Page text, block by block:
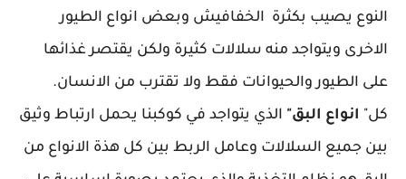
النوع يصيب بكثرة الخفافيش وبعض انواع الطيور
الاخرى ويتواجد منه سلالات كثيرة ولكن يقتصر غذائها
على الطيور والحيوانات فقط ولا تقترب من الانسان.
كل" انواع البق" الذي يتواجد في كوكبنا يحمل ارتباط وثيق
بين جميع السلالات وعامل الربط بين كل هذة الانواع من